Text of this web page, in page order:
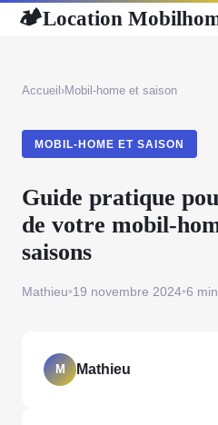
🏕Location
Accueil ›Mobil-home et saison
MOBIL-HOME ET SAISON
Guide pratique
de votre mobil-
saisons
Mathieu•19 novembre 2024•6
M Mathieu